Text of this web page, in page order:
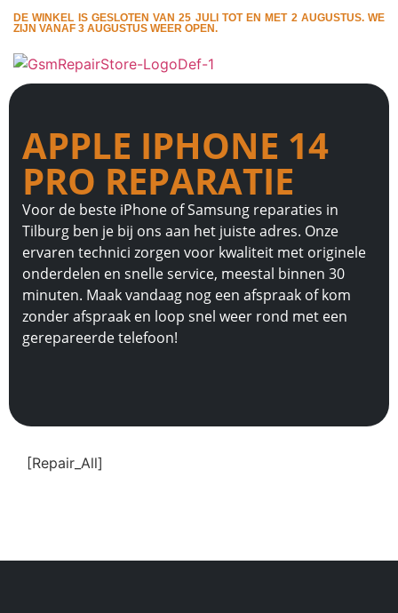
DE WINKEL IS GESLOTEN VAN 25 JULI TOT EN MET 2 AUGUSTUS. WE
ZIJN VANAF 3 AUGUSTUS WEER OPEN.
APPLE IPHONE 14
PRO REPARATIE
Voor de beste iPhone of Samsung reparaties in
Tilburg ben je bij ons aan het juiste adres. Onze
ervaren technici zorgen voor kwaliteit met originele
onderdelen en snelle service, meestal binnen 30
minuten. Maak vandaag nog een afspraak of kom
zonder afspraak en loop snel weer rond met een
gerepareerde telefoon!
[Repair_All]